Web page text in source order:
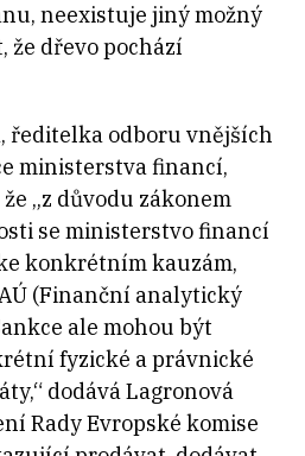
neexistuje jiný možný
že dřevo pochází
ředitelka odboru vnějších
ministerstva financí,
„z důvodu zákonem
se ministerstvo financí
konkrétním kauzám,
(Finanční analytický
ale mohou být
fyzické a právnické
dodává Lagronová
Rady Evropské komise